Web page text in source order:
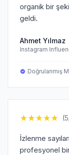
organik bir
geldi.
Ahmet Yılmaz
Instagram
Doğrulanmış
★★★★★
İzlenme
profesyonel